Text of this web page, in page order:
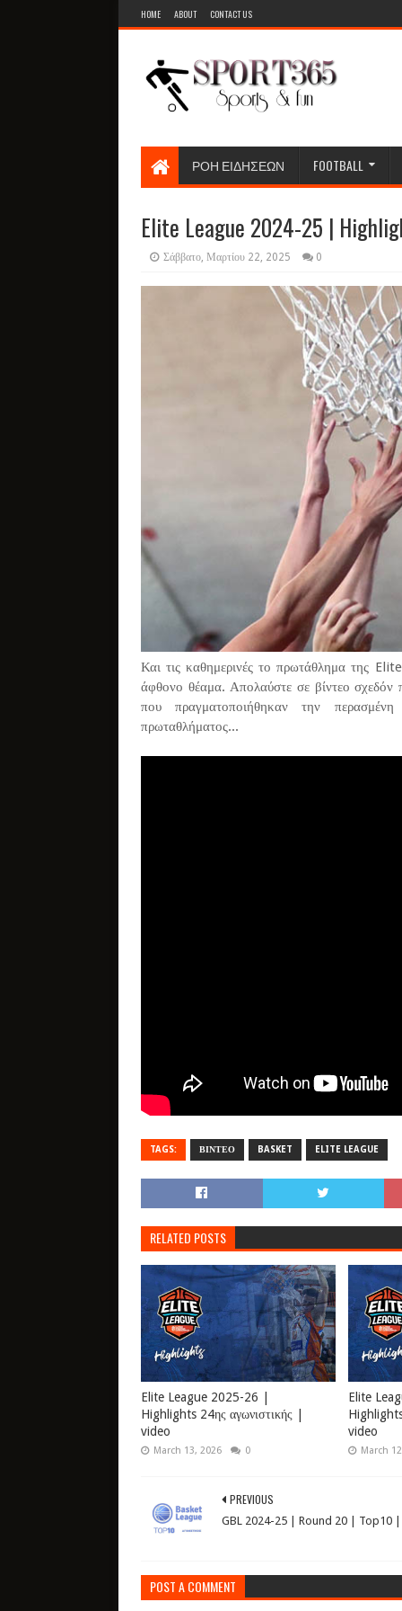
HOME ABOUT CONTACT US
ΡΟΗ ΕΙΔΗΣΕΩΝ FOOTBALL
Elite League 2024-25 |
Σάββατο, Μαρτίου 22, 2025 0
Και τις καθημερινές το πρωτάθλημα της
άφθονο θέαμα. Απολαύστε σε βίντεο σχεδόν
που πραγματοποιήθηκαν την
πρωταθλήματος...
TAGS: ΒΙΝΤΕΟ BASKET ELITE LEAGUE
RELATED POSTS
Elite League 2025-26 |
Highlights 24ης αγωνιστικής |
video
March 13, 2026 0
Elite
video
March
PREVIOUS
GBL 2024-25 | Round 20 | Top10
POST A COMMENT